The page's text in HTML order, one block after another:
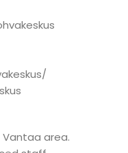
Vantaa area.